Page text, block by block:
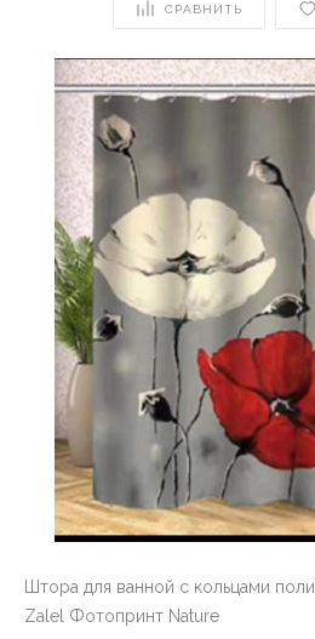
СРАВНИТЬ
Штора для ванной с кольцами
Zalel Фотопринт Nature